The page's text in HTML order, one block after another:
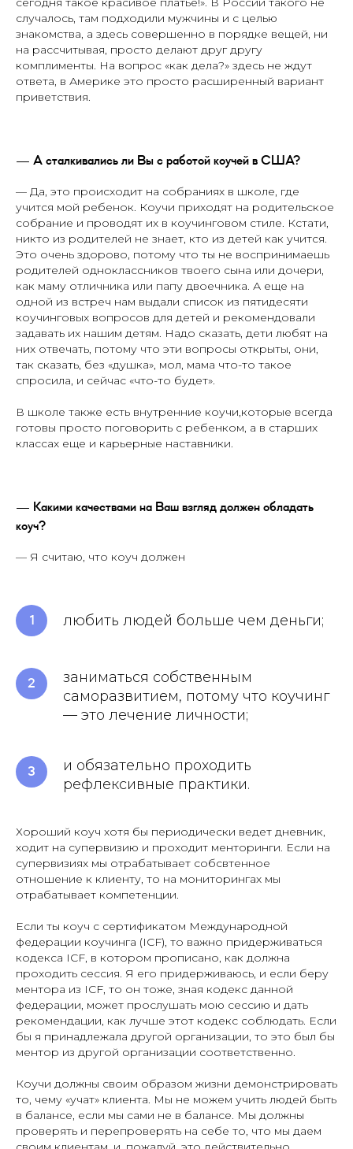
случалось, там подходили мужчины и с целью
знакомства, а здесь совершенно в порядке вещей, ни
на рассчитывая, просто делают друг другу
комплименты. На вопрос «как дела?» здесь не ждут
ответа, в Америке это просто расширенный вариант
приветствия.
— А сталкивались ли Вы с работой коучей в США?
— Да, это происходит на собраниях в школе, где
учится мой ребенок. Коучи приходят на родительское
собрание и проводят их в коучинговом стиле. Кстати,
никто из родителей не знает, кто из детей как учится.
Это очень здорово, потому что ты не воспринимаешь
родителей одноклассников твоего сына или дочери,
как маму отличника или папу двоечника. А еще на
одной из встреч нам выдали список из пятидесяти
коучинговых вопросов для детей и рекомендовали
задавать их нашим детям. Надо сказать, дети любят на
них отвечать, потому что эти вопросы открыты, они,
так сказать, без «душка», мол, мама что-то такое
спросила, и сейчас «что-то будет».
В школе также есть внутренние коучи,которые всегда
готовы просто поговорить с ребенком, а в старших
классах еще и карьерные наставники.
— Какими качествами на Ваш взгляд должен обладать
коуч?
— Я считаю, что коуч должен
любить людей больше чем деньги;
заниматься собственным
саморазвитием, потому что коучинг
— это лечение личности;
и обязательно проходить
рефлексивные практики.
Хороший коуч хотя бы периодически ведет дневник,
ходит на супервизию и проходит менторинги. Если на
супервизиях мы отрабатывает собсвтенное
отношение к клиенту, то на мониторингах мы
отрабатывает компетенции.
Если ты коуч с сертификатом Международной
федерации коучинга (ICF), то важно придерживаться
кодекса ICF, в котором прописано, как должна
проходить сессия. Я его придерживаюсь, и если беру
ментора из ICF, то он тоже, зная кодекс данной
федерации, может прослушать мою сессию и дать
рекомендации, как лучше этот кодекс соблюдать. Если
бы я принадлежала другой организации, то это был бы
ментор из другой организации соответственно.
Коучи должны своим образом жизни демонстрировать
то, чему «учат» клиента. Мы не можем учить людей быть
в балансе, если мы сами не в балансе. Мы должны
проверять и перепроверять на себе то, что мы даем